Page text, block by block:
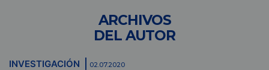
ARCHIVOS
DEL AUTOR
INVESTIGACIÓN 02.07.2020